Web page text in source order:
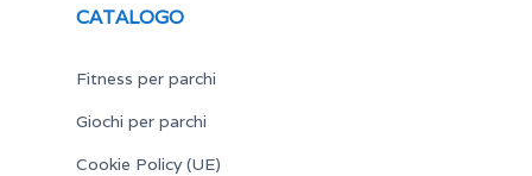
CATALOGO
Fitness per parchi
Giochi per parchi
Cookie Policy (UE)